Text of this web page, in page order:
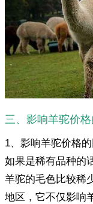
三、影响羊驼价
1、影响羊驼价格
如果是稀有品种的
羊驼的毛色比较稀
地区，它不仅影响